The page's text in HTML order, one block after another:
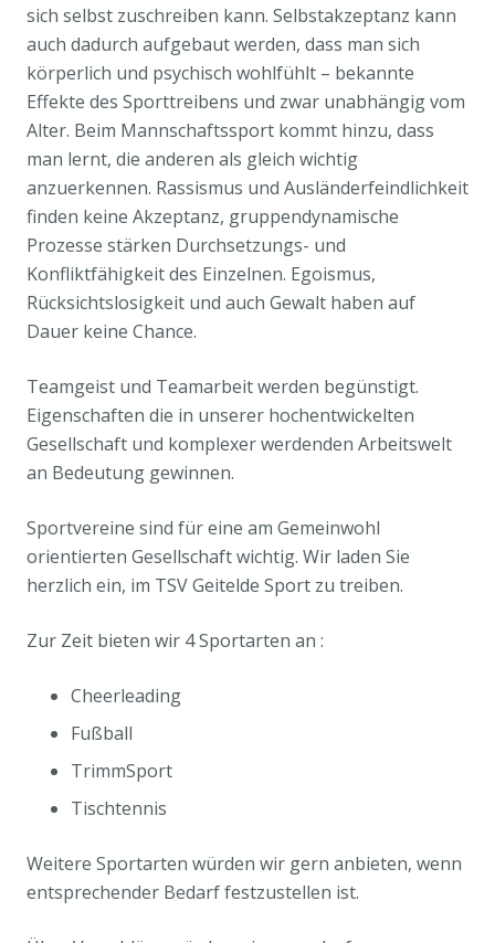
sich selbst zuschreiben kann. Selbstakzeptanz kann
auch dadurch aufgebaut werden, dass man sich
körperlich und psychisch wohlfühlt – bekannte
Effekte des Sporttreibens und zwar unabhängig vom
Alter. Beim Mannschaftssport kommt hinzu, dass
man lernt, die anderen als gleich wichtig
anzuerkennen. Rassismus und Ausländerfeindlichkeit
finden keine Akzeptanz, gruppendynamische
Prozesse stärken Durchsetzungs- und
Konfliktfähigkeit des Einzelnen. Egoismus,
Rücksichtslosigkeit und auch Gewalt haben auf
Dauer keine Chance.
Teamgeist und Teamarbeit werden begünstigt.
Eigenschaften die in unserer hochentwickelten
Gesellschaft und komplexer werdenden Arbeitswelt
an Bedeutung gewinnen.
Sportvereine sind für eine am Gemeinwohl
orientierten Gesellschaft wichtig. Wir laden Sie
herzlich ein, im TSV Geitelde Sport zu treiben.
Zur Zeit bieten wir 4 Sportarten an :
Cheerleading
Fußball
TrimmSport
Tischtennis
Weitere Sportarten würden wir gern anbieten, wenn
entsprechender Bedarf festzustellen ist.